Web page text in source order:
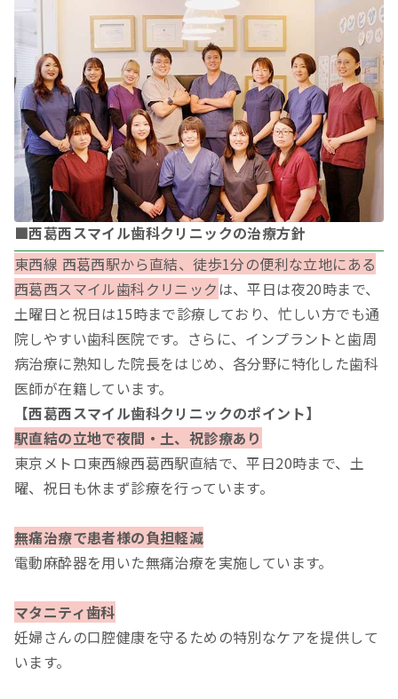
■西葛西スマイル歯科クリニックの治療方針
東西線 西葛西駅から直結、徒歩1分の便利な立地にある
西葛西スマイル歯科クリニックは、平日は夜20時まで、
土曜日と祝日は15時まで診療しており、忙しい方でも通
院しやすい歯科医院です。さらに、インプラントと歯周
病治療に熟知した院長をはじめ、各分野に特化した歯科
医師が在籍しています。
【西葛西スマイル歯科クリニックのポイント】
駅直結の立地で夜間・土、祝診療あり
東京メトロ東西線西葛西駅直結で、平日20時まで、土
曜、祝日も休まず診療を行っています。
無痛治療で患者様の負担軽減
電動麻酔器を用いた無痛治療を実施しています。
マタニティ歯科
妊婦さんの口腔健康を守るための特別なケアを提供して
います。